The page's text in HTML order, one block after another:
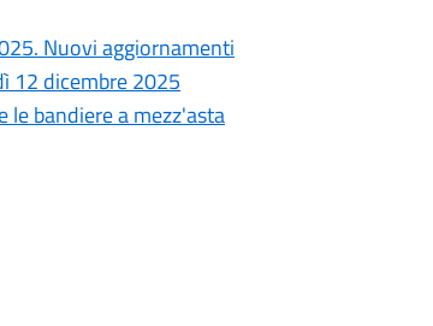
Nuovi aggiornamenti
12 dicembre 2025
le bandiere a mezz'asta